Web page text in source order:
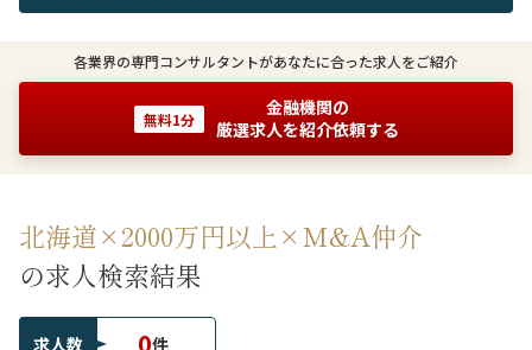
各業界の専門コンサルタントがあなたに合った求人をご紹介
無料1分
金融機関の
厳選求人を紹介依頼する
北海道×2000万円以上×M&A仲介
の求人検索結果
求人数 件